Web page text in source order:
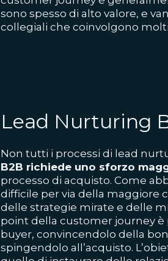
sono spesso di alto valore, e
collegiali che coinvolgono
Lead Nurturing
Non tutti i processi di lead
B2B richiede uno sforzo
processo di acquisto. Come
difficile per via della maggiore
delle strategie mirate e delle
point della customer journey è
buyer, convincendolo della
spingendolo all’acquisto.